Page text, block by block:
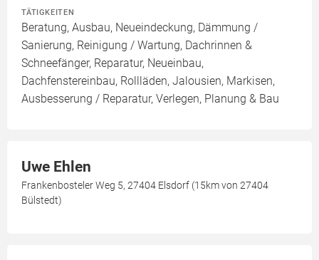
TÄTIGKEITEN
Beratung, Ausbau, Neueindeckung, Dämmung /
Sanierung, Reinigung / Wartung, Dachrinnen &
Schneefänger, Reparatur, Neueinbau,
Dachfenstereinbau, Rollläden, Jalousien, Markisen,
Ausbesserung / Reparatur, Verlegen, Planung & Bau
Uwe Ehlen
Frankenbosteler Weg 5, 27404 Elsdorf (15km von 27404
Bülstedt)